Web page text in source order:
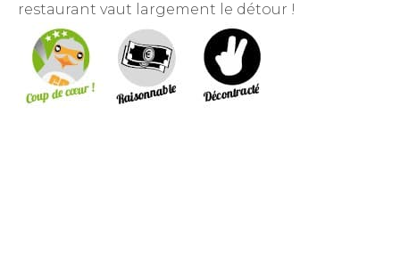
restaurant vaut largement le détour !